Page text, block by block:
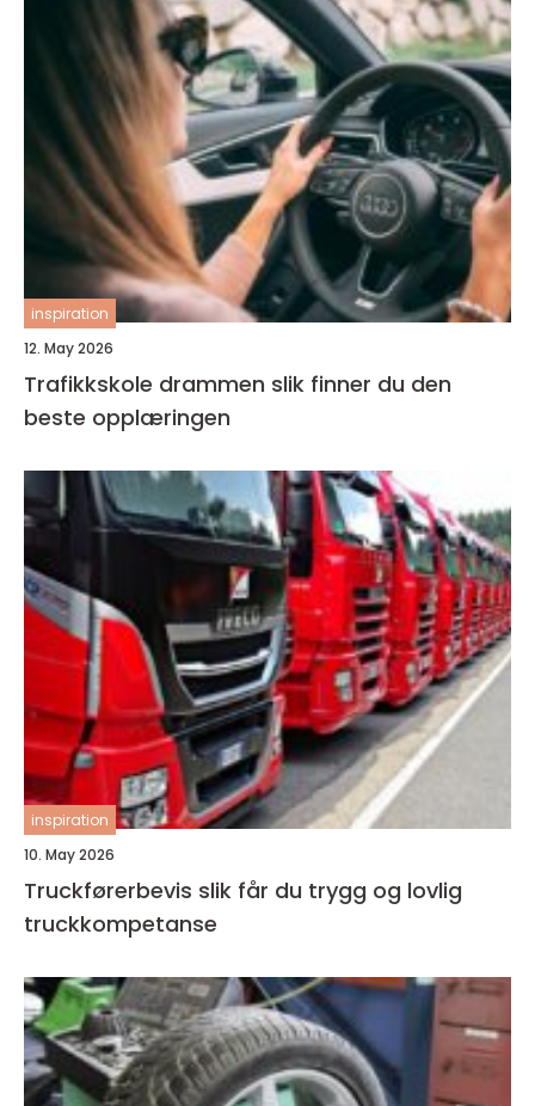
inspiration
12. May 2026
Trafikkskole drammen slik finner du den
beste opplæringen
inspiration
10. May 2026
Truckførerbevis slik får du trygg og lovlig
truckkompetanse